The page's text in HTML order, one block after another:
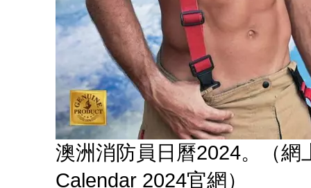
澳洲消防員日曆2024。（
Calendar 2024官網）